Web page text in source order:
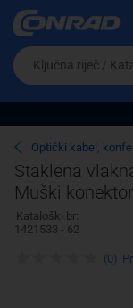
Ova postavka
cijene vašim
Pravno lice
Da
biste
potražili
proizvod,
unesite
ključnu
riječ,
kataloški
broj,
EAN
ili
Optički kabel,
Staklena
Muški
50/125 µ
Kataloški br:
1421533 - 62
(0)